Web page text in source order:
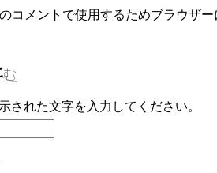
コメントで使用するためブラウザ
された文字を入力してください。